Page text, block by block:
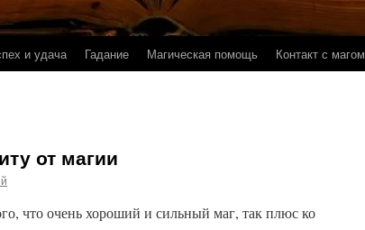
и удача Гадание Магическая помощь Контакт с магом
от магии
что очень хороший и сильный маг, так плюс ко